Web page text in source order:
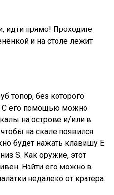
идти прямо! Проходите
и на столе лежит
топор, без которого
С его помощью можно
на острове и/или в
на скале появился
будет нажать клавишу E
S. Как оружие, этот
Найти его можно в
недалеко от кратера.